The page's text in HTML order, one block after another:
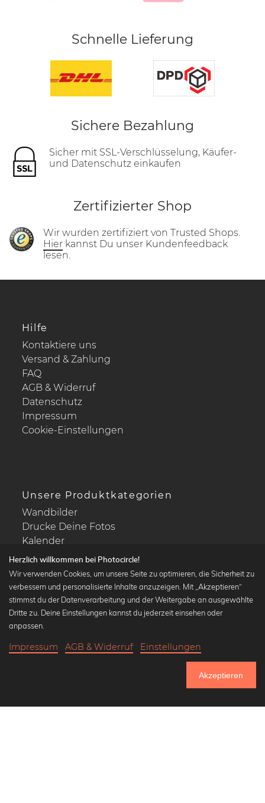
Bis Donnerstag: 20% Rabatt auf alle Bilder
Schnelle Lieferung
Sichere Bezahlung
Sicher mit SSL-Verschlüsselung, Käufer-
und Datenschutz einkaufen
Zertifizierter Shop
Wir wurden zertifiziert von Trusted Shops.
Hier kannst Du unser Kundenfeedback
lesen.
Hilfe
Kontaktiere uns
Versand & Zahlung
FAQ
AGB & Widerruf
Datenschutz
Impressum
Cookie-Einstellungen
Unsere Produktkategorien
Wandbilder
Drucke Deine Fotos
Kalender
Beliebte Kollektionen
Wandbilder in schwarz-weiß
Klassiker der Kunstgeschichte
Herzlich willkommen bei Photocircle!
Wir verwenden Cookies, um unsere Seite zu optimieren, die Sicherheit zu
verbessern und personalisierte Inhalte anzuzeigen. Mit „Akzeptieren“
stimmst du der Datenverarbeitung und der Weitergabe an ausgewählte
Dritte zu. Deine Einstellungen kannst du jederzeit einsehen oder
anpassen.
Impressum AGB & Widerruf Einstellungen
Akzeptieren